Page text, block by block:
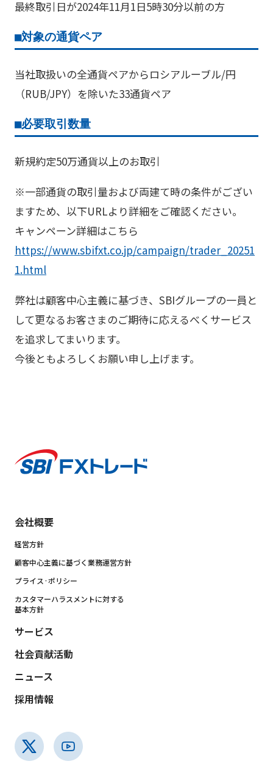
最終取引日が2024年11月1日5時30分以前の方
■対象の通貨ペア
当社取扱いの全通貨ペアからロシアルーブル/円
（RUB/JPY）を除いた33通貨ペア
■必要取引数量
新規約定50万通貨以上のお取引
※一部通貨の取引量および両建て時の条件がござい
ますため、以下URLより詳細をご確認ください。
キャンペーン詳細はこちら
https://www.sbifxt.co.jp/campaign/trader_20251
1.html
弊社は顧客中心主義に基づき、SBIグループの一員と
して更なるお客さまのご期待に応えるべくサービス
を追求してまいります。
今後ともよろしくお願い申し上げます。
会社概要
経営方針
顧客中心主義に基づく業務運営方針
プライス·ポリシー
カスタマーハラスメントに対する
基本方針
サービス
社会貢献活動
ニュース
採用情報